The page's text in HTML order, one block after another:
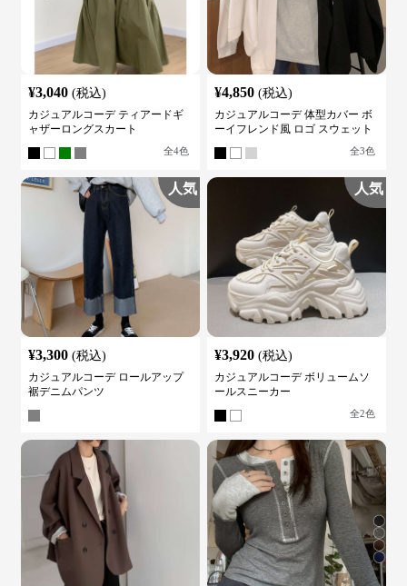
¥3,040 (税込)
カジュアルコーデ ティアードギ
ャザーロングスカート
全4色
¥4,850 (税込)
カジュアルコーデ 体型カバー ボ
ーイフレンド風 ロゴ スウェット
全3色
人気
¥3,300 (税込)
カジュアルコーデ ロールアップ
裾デニムパンツ
人気
¥3,920 (税込)
カジュアルコーデ ボリュームソ
ールスニーカー
全2色